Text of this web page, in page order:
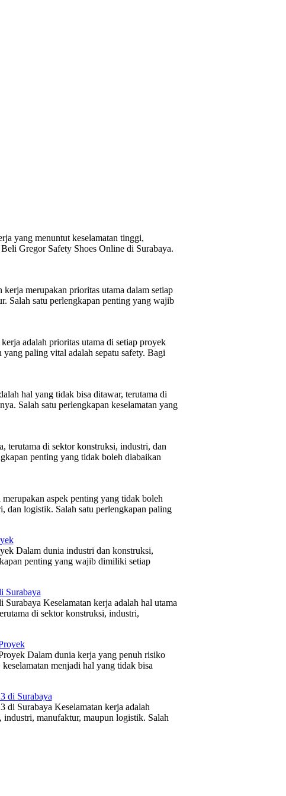
yang menuntut keselamatan tinggi,
Gregor Safety Shoes Online di Surabaya.
merupakan prioritas utama dalam setiap
Salah satu perlengkapan penting yang wajib
adalah prioritas utama di setiap proyek
paling vital adalah sepatu safety. Bagi
hal yang tidak bisa ditawar, terutama di
Salah satu perlengkapan keselamatan yang
terutama di sektor konstruksi, industri, dan
penting yang tidak boleh diabaikan
aspek penting yang tidak boleh
dan logistik. Salah satu perlengkapan paling
Dalam dunia industri dan konstruksi,
penting yang wajib dimiliki setiap
Surabaya
Keselamatan kerja adalah hal utama
di sektor konstruksi, industri,
Dalam dunia kerja yang penuh risiko
menjadi hal yang tidak bisa
di Surabaya
Surabaya Keselamatan kerja adalah
manufaktur, maupun logistik. Salah